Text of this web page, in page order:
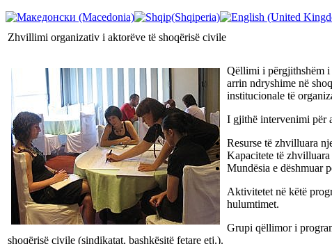
Zhvillimi organizativ i aktorëve të shoqërisë civile
Qëllimi i përgjithshëm i
arrin ndryshime në
institucionale të
I gjithë intervenimi për
Resurse të zhvilluara
Kapacitete të
Mundësia e dëshmuar
Aktivitetet në këtë
hulumtimet.
Grupi qëllimor i
shoqërisë civile (sindikatat, bashkësitë fetare etj.).